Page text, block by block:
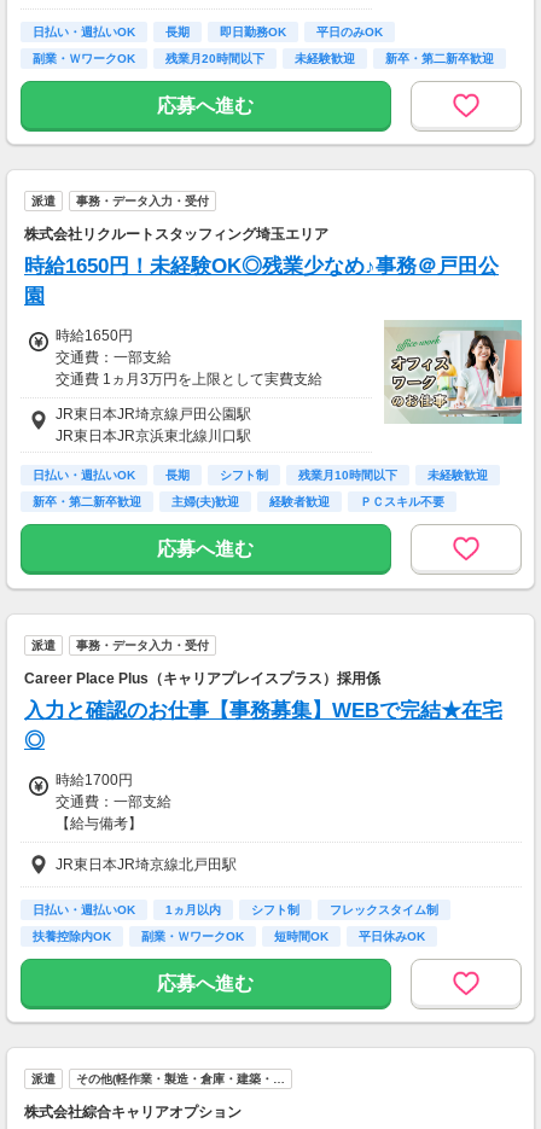
以上)
★シフト例：9-18時、7-11時、8-12時、9-16時
など
間など相談OK！
★短期2ヶ月～長期歓迎！
日払い・週払いOK 長期 即日勤務OK
平日のみOK
副業・ＷワークOK
残業月20時間以下 未経験歓迎
新卒・第二新卒歓迎
フリーター歓迎
応募へ進む
派遣 事務・データ入力・受付
株式会社リクルートスタッフィング埼玉エリア
時給1650円！未経験OK◎残業少なめ♪事務＠戸田公
園
時給1650円
交通費：一部支給
交通費 1ヵ月3万円を上限として実費支給
月収例 24万7500円 時給1650円×実働7h30m×
週5日×4週
※月収例を保証するものではありません。
JR東日本JR埼京線戸田公園駅
JR東日本JR京浜東北線川口駅
日払い・週払いOK 長期 シフト制 残業月10時間以下
未経験歓迎
新卒・第二新卒歓迎
主婦(夫)歓迎 経験者歓迎 ＰＣスキル不要
応募へ進む
派遣 事務・データ入力・受付
Career Place Plus（キャリアプレイスプラス）採用係
入力と確認のお仕事【事務募集】WEBで完結★在宅
◎
時給1700円
交通費：一部支給
【給与備考】
■昇給あり
■日払い・週払い・先払いもOK
■充実の研修あり◎
座学1ヵ月（もちろん給与は同じ）を含む、
”超”丁寧な研修を行っています！
一切ありません。
ご安心くださいね！
毎月季節のイベントがたくさん。
急な出費でお財布がピンチ！！
JR東日本JR埼京線北戸田駅
日払い・週払いOK 1ヵ月以内 シフト制
フレックスタイム制
扶養控除内OK
副業・ＷワークOK 短時間OK
平日休みOK
完全週休2日制 (土…
応募へ進む
派遣 その他(軽作業・製造・倉庫・建築・…
株式会社綜合キャリアオプション